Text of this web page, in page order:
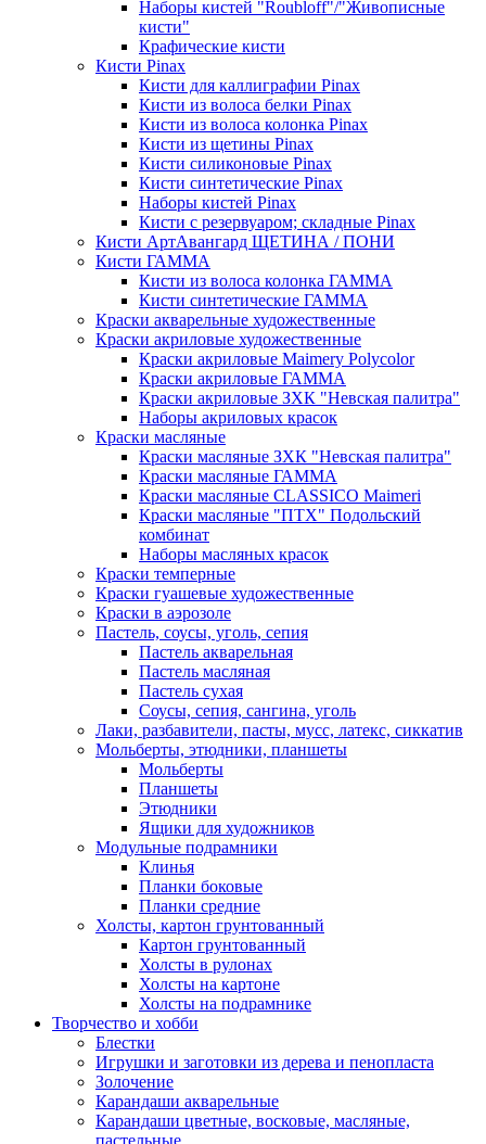
Наборы кистей "Roubloff"/"Живописные
кисти"
Крафические кисти
Кисти Pinax
Кисти для каллиграфии Pinax
Кисти из волоса белки Pinax
Кисти из волоса колонка Pinax
Кисти из щетины Pinax
Кисти силиконовые Pinax
Кисти синтетические Pinax
Наборы кистей Pinax
Кисти с резервуаром; складные Pinax
Кисти АртАвангард ЩЕТИНА / ПОНИ
Кисти ГАММА
Кисти из волоса колонка ГАММА
Кисти синтетические ГАММА
Краски акварельные художественные
Краски акриловые художественные
Краски акриловые Maimery Polycolor
Краски акриловые ГАММА
Краски акриловые ЗХК "Невская палитра"
Наборы акриловых красок
Краски масляные
Краски масляные ЗХК "Невская палитра"
Краски масляные ГАММА
Краски масляные CLASSICO Maimeri
Краски масляные "ПТХ" Подольский
комбинат
Наборы масляных красок
Краски темперные
Краски гуашевые художественные
Краски в аэрозоле
Пастель, соусы, уголь, сепия
Пастель акварельная
Пастель масляная
Пастель сухая
Соусы, сепия, сангина, уголь
Лаки, разбавители, пасты, мусс, латекс, сиккатив
Мольберты, этюдники, планшеты
Мольберты
Планшеты
Этюдники
Ящики для художников
Модульные подрамники
Клинья
Планки боковые
Планки средние
Холсты, картон грунтованный
Картон грунтованный
Холсты в рулонах
Холсты на картоне
Холсты на подрамнике
Творчество и хобби
Блестки
Игрушки и заготовки из дерева и пенопласта
Золочение
Карандаши акварельные
Карандаши цветные, восковые, масляные,
пастельные